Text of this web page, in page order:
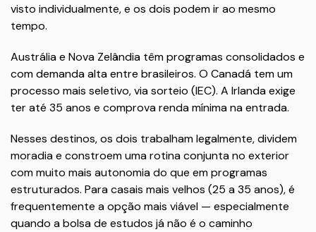
visto individualmente, e os dois podem ir ao mesmo
tempo.
Austrália e Nova Zelândia têm programas consolidados e
com demanda alta entre brasileiros. O Canadá tem um
processo mais seletivo, via sorteio (IEC). A Irlanda exige
ter até 35 anos e comprova renda mínima na entrada.
Nesses destinos, os dois trabalham legalmente, dividem
moradia e constroem uma rotina conjunta no exterior
com muito mais autonomia do que em programas
estruturados. Para casais mais velhos (25 a 35 anos), é
frequentemente a opção mais viável — especialmente
quando a bolsa de estudos já não é o caminho